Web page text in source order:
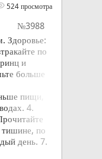
524 просмотра
№3988
Здоровье:
по
и
больше
пищи,
4.
тишине, по
день. 7.